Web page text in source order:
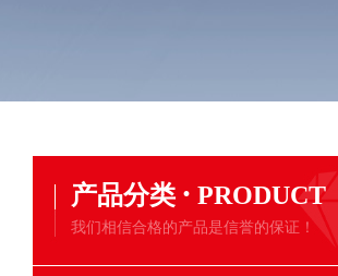
产品分类 · PRODUCT
我们相信合格的产品是信誉的保证！